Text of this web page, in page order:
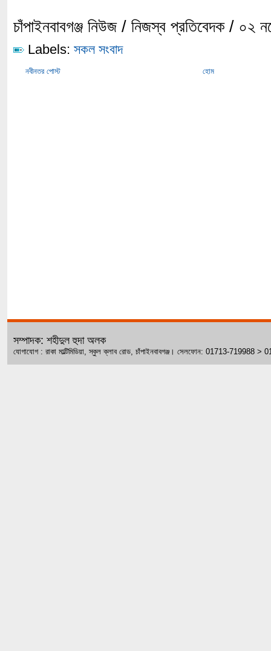
চাঁপাইনবাবগঞ্জ নিউজ / নিজস্ব প্রতিবেদক / ০২
Labels: সকল সংবাদ
নবীনতর পোস্ট হোম
সম্পাদক: শহীদুল হুদা অলক
যোগাযোগ : রাকা মাল্টিমিডিয়া, স্কুল ক্লাব রোড, চাঁপাইনবাবগঞ্জ। সেলফোন: 01713-